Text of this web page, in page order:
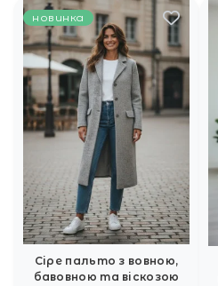
новинка
Сіре пальто з вовною,
бавовною та віскозою